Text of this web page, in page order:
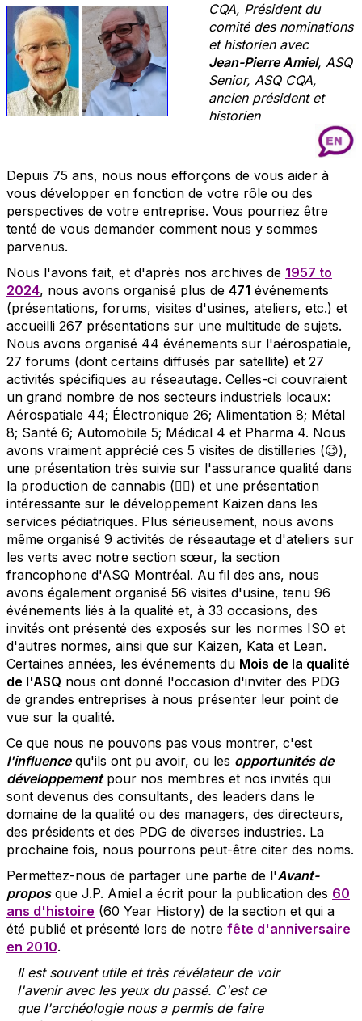
CQA, Président du
comité des nominations
et historien avec
Jean-Pierre Amiel, ASQ
Senior, ASQ CQA,
ancien président et
historien
Depuis 75 ans, nous nous efforçons de vous aider à
vous développer en fonction de votre rôle ou des
perspectives de votre entreprise. Vous pourriez être
tenté de vous demander comment nous y sommes
parvenus.
Nous l'avons fait, et d'après nos archives de 1957 to
2024, nous avons organisé plus de 471 événements
(présentations, forums, visites d'usines, ateliers, etc.) et
accueilli 267 présentations sur une multitude de sujets.
Nous avons organisé 44 événements sur l'aérospatiale,
27 forums (dont certains diffusés par satellite) et 27
activités spécifiques au réseautage. Celles-ci couvraient
un grand nombre de nos secteurs industriels locaux:
Aérospatiale 44; Électronique 26; Alimentation 8; Métal
8; Santé 6; Automobile 5; Médical 4 et Pharma 4. Nous
avons vraiment apprécié ces 5 visites de distilleries (😉),
une présentation très suivie sur l'assurance qualité dans
la production de cannabis (😵‍💫) et une présentation
intéressante sur le développement Kaizen dans les
services pédiatriques. Plus sérieusement, nous avons
même organisé 9 activités de réseautage et d'ateliers sur
les verts avec notre section sœur, la section
francophone d'ASQ Montréal. Au fil des ans, nous
avons également organisé 56 visites d'usine, tenu 96
événements liés à la qualité et, à 33 occasions, des
invités ont présenté des exposés sur les normes ISO et
d'autres normes, ainsi que sur Kaizen, Kata et Lean.
Certaines années, les événements du Mois de la qualité
de l'ASQ nous ont donné l'occasion d'inviter des PDG
de grandes entreprises à nous présenter leur point de
vue sur la qualité.
Ce que nous ne pouvons pas vous montrer, c'est
l'influencequ'ils ont pu avoir, ou les opportunités de
développementpour nos membres et nos invités qui
sont devenus des consultants, des leaders dans le
domaine de la qualité ou des managers, des directeurs,
des présidents et des PDG de diverses industries. La
prochaine fois, nous pourrons peut-être citer des noms.
Permettez-nous de partager une partie de l'Avant-
proposque J.P. Amiel a écrit pour la publication des 60
ans d'histoire (60 Year History) de la section et qui a
été publié et présenté lors de notre fête d'anniversaire
en 2010.
Il est souvent utile et très révélateur de voir
l'avenir avec les yeux du passé. C'est ce
que l'archéologie nous a permis de faire